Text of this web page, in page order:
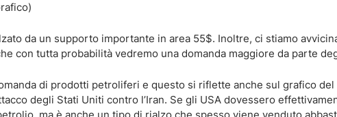
da un supporto importante in area 55$. Inoltre, ci stiamo
con tutta probabilità vedremo una domanda maggiore da parte
di prodotti petroliferi e questo si riflette anche sul grafico
degli Stati Uniti contro l’Iran. Se gli USA dovessero